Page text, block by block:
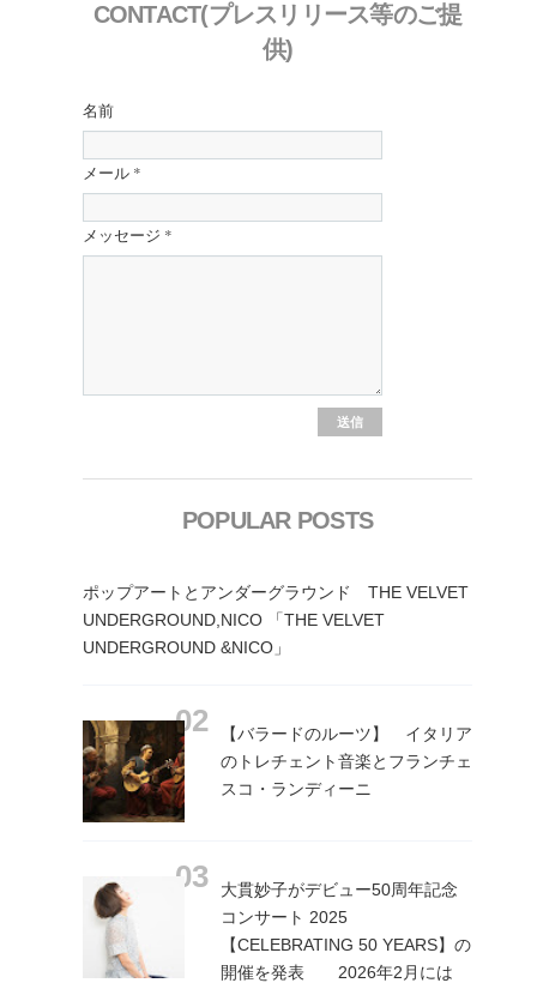
CONTACT(プレスリリース等のご提
供)
名前
メール *
メッセージ *
POPULAR POSTS
ポップアートとアンダーグラウンド THE VELVET
UNDERGROUND,NICO 「THE VELVET
UNDERGROUND &NICO」
【バラードのルーツ】 イタリア
のトレチェント音楽とフランチェ
スコ・ランディーニ
大貫妙子がデビュー50周年記念
コンサート 2025
【CELEBRATING 50 YEARS】の
開催を発表 2026年2月には